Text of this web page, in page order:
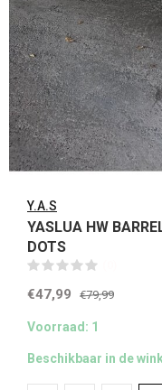
Y.A.S
YASLUA HW
DOTS
€47,99 €79,99
Voorraad: 1
Beschikbaar in de